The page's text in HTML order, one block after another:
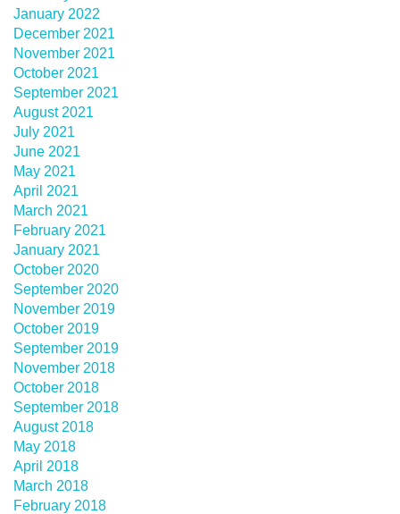
January 2022
December 2021
November 2021
October 2021
September 2021
August 2021
July 2021
June 2021
May 2021
April 2021
March 2021
February 2021
January 2021
October 2020
September 2020
November 2019
October 2019
September 2019
November 2018
October 2018
September 2018
August 2018
May 2018
April 2018
March 2018
February 2018